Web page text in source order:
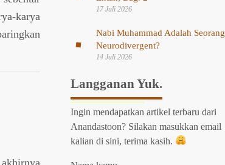
karya
17 Juli 2026
Nabi Muhammad Adalah Seorang
Neurodivergent?
14 Juli 2026
Langganan Yuk.
Ingin mendapatkan artikel terbaru dari
Anandastoon? Silakan masukkan email
kalian di sini, terima kasih.